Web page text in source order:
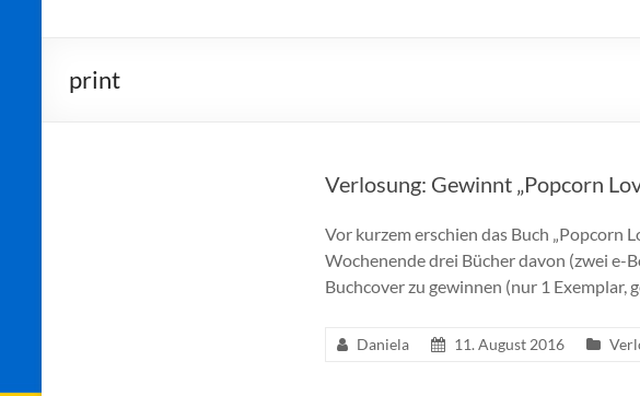
print
Verlosung: Gewinnt „Popcorn
Vor kurzem erschien das Buch „Popcorn
Wochenende drei Bücher davon (zwei e-
Buchcover zu gewinnen (nur 1 Exemplar,
Daniela 11. August 2016